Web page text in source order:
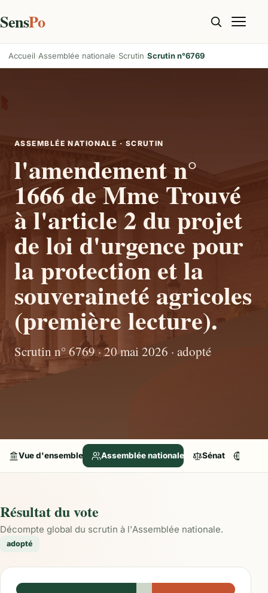
SensPo
Accueil Assemblée nationale Scrutin Scrutin n°6769
ASSEMBLÉE NATIONALE · SCRUTIN
l'amendement n°
1666 de Mme Trouvé
à l'article 2 du projet
de loi d'urgence pour
la protection et la
souveraineté agricoles
(première lecture).
Scrutin n° 6769 · 20 mai 2026 · adopté
Vue d'ensemble Assemblée nationale Sénat
Résultat du vote
Décompte global du scrutin à l'Assemblée nationale.
adopté